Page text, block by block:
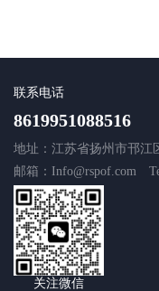
联系电话
8619951088516
地址：江苏省扬州市邗江
邮箱：Info@rspof.com
关注微信